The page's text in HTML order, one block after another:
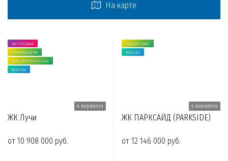
На карте
ХИТ ПРОДАЖ
РЕКОМЕНДУЕМ
ЕСТЬ ПОСТРОЕННЫЕ
МОСКВА
4 варианта
ЖК Лучи
от 10 908 000 руб.
ОБЪЕКТ СДАН
МОСКВА
4 варианта
ЖК ПАРКСАЙД (PARKSIDE)
от 12 146 000 руб.